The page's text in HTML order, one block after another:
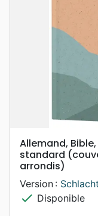
Allemand,
standard
arrondis)
Version :
check Disponible